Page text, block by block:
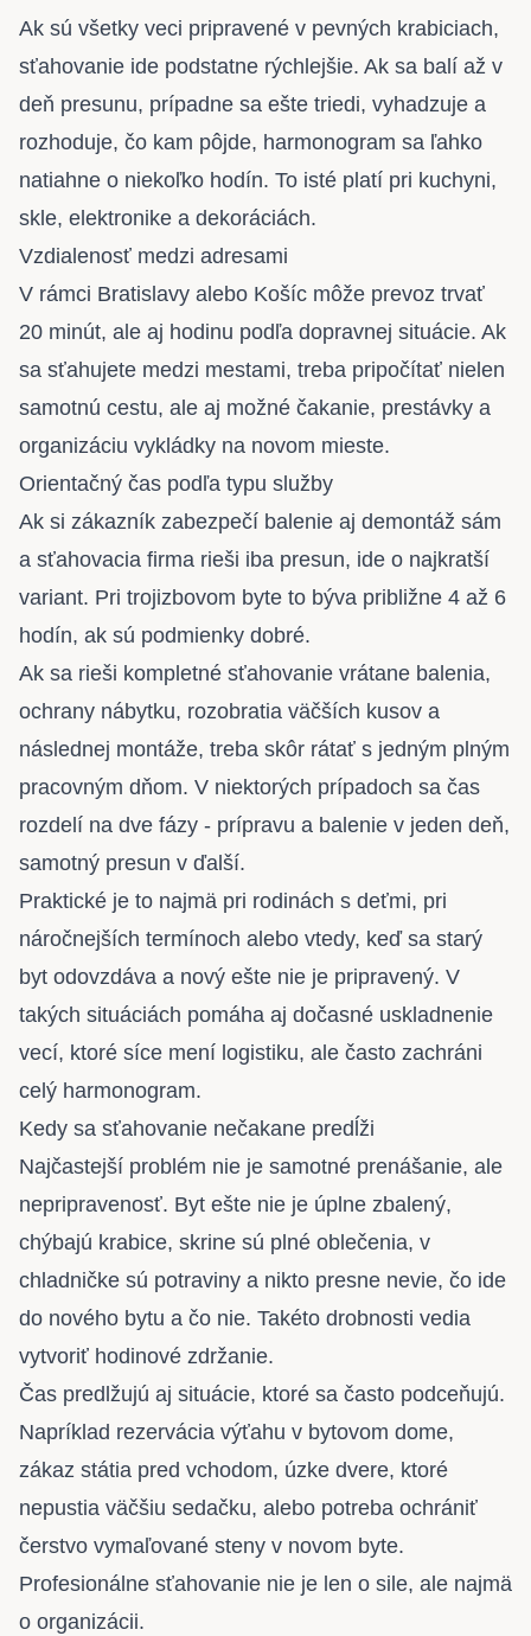
Ak sú všetky veci pripravené v pevných krabiciach,
sťahovanie ide podstatne rýchlejšie. Ak sa balí až v
deň presunu, prípadne sa ešte triedi, vyhadzuje a
rozhoduje, čo kam pôjde, harmonogram sa ľahko
natiahne o niekoľko hodín. To isté platí pri kuchyni,
skle, elektronike a dekoráciách.
Vzdialenosť medzi adresami
V rámci Bratislavy alebo Košíc môže prevoz trvať
20 minút, ale aj hodinu podľa dopravnej situácie. Ak
sa sťahujete medzi mestami, treba pripočítať nielen
samotnú cestu, ale aj možné čakanie, prestávky a
organizáciu vykládky na novom mieste.
Orientačný čas podľa typu služby
Ak si zákazník zabezpečí balenie aj demontáž sám
a sťahovacia firma rieši iba presun, ide o najkratší
variant. Pri trojizbovom byte to býva približne 4 až 6
hodín, ak sú podmienky dobré.
Ak sa rieši kompletné sťahovanie vrátane balenia,
ochrany nábytku, rozobratia väčších kusov a
následnej montáže, treba skôr rátať s jedným plným
pracovným dňom. V niektorých prípadoch sa čas
rozdelí na dve fázy - prípravu a balenie v jeden deň,
samotný presun v ďalší.
Praktické je to najmä pri rodinách s deťmi, pri
náročnejších termínoch alebo vtedy, keď sa starý
byt odovzdáva a nový ešte nie je pripravený. V
takých situáciách pomáha aj dočasné uskladnenie
vecí, ktoré síce mení logistiku, ale často zachráni
celý harmonogram.
Kedy sa sťahovanie nečakane predĺži
Najčastejší problém nie je samotné prenášanie, ale
nepripravenosť. Byt ešte nie je úplne zbalený,
chýbajú krabice, skrine sú plné oblečenia, v
chladničke sú potraviny a nikto presne nevie, čo ide
do nového bytu a čo nie. Takéto drobnosti vedia
vytvoriť hodinové zdržanie.
Čas predlžujú aj situácie, ktoré sa často podceňujú.
Napríklad rezervácia výťahu v bytovom dome,
zákaz státia pred vchodom, úzke dvere, ktoré
nepustia väčšiu sedačku, alebo potreba ochrániť
čerstvo vymaľované steny v novom byte.
Profesionálne sťahovanie nie je len o sile, ale najmä
o organizácii.